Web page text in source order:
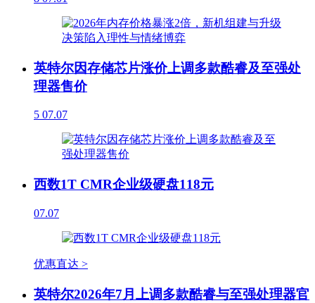
英特尔因存储芯片涨价上调多款酷睿及至强处
理器售价
5 07.07
西数1T CMR企业级硬盘118元
07.07
优惠直达 >
英特尔2026年7月上调多款酷睿与至强处理器官